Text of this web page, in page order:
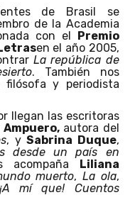
de Brasil se
de la Academia
con el Premio
en el año 2005,
La república de
. También nos
filósofa y periodista
llegan las escritoras
autora del
, ySabrina Duque,
desde un país en
acompaña Liliana
muerto,La ola,
¡A mí que! Cuentos